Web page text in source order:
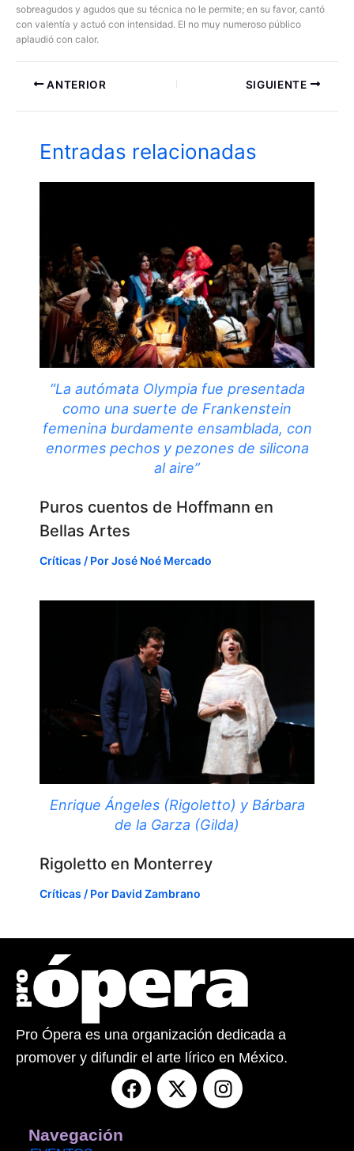
sobreagudos y agudos que su técnica no le permite; en su favor, cantó
con valentía y actuó con intensidad. El no muy numeroso público
aplaudió con calor.
ANTERIOR SIGUIENTE
Entradas relacionadas
“La autómata Olympia fue presentada
como una suerte de Frankenstein
femenina burdamente ensamblada, con
enormes pechos y pezones de silicona
al aire”
Puros cuentos de Hoffmann en
Bellas Artes
Críticas / PorJosé Noé Mercado
Enrique Ángeles (Rigoletto) y Bárbara
de la Garza (Gilda)
Rigoletto en Monterrey
Críticas / Por David Zambrano
Pro Ópera es una organización dedicada a
promover y difundir el arte lírico en México.
F
a
X
-
I
n
Navegación